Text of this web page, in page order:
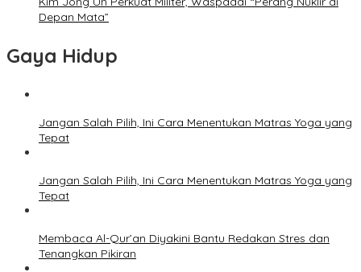
Depan Mata”
Gaya Hidup
Jangan Salah Pilih, Ini Cara Menentukan Matras Yoga yang
Tepat
Jangan Salah Pilih, Ini Cara Menentukan Matras Yoga yang
Tepat
Membaca Al-Qur’an Diyakini Bantu Redakan Stres dan
Tenangkan Pikiran